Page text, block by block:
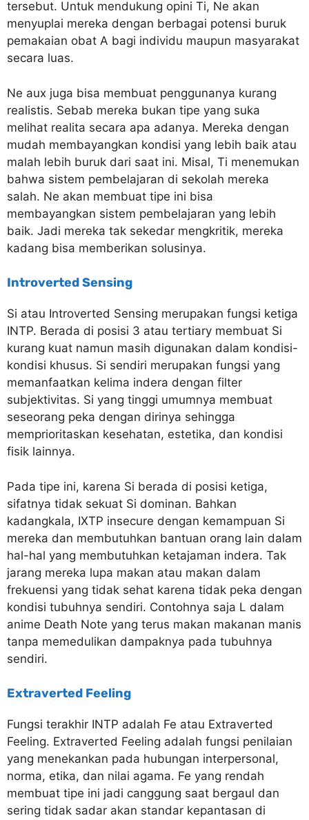
tersebut. Untuk mendukung opini Ti, Ne akan
menyuplai mereka dengan berbagai potensi buruk
pemakaian obat A bagi individu maupun masyarakat
secara luas.
Ne aux juga bisa membuat penggunanya kurang
realistis. Sebab mereka bukan tipe yang suka
melihat realita secara apa adanya. Mereka dengan
mudah membayangkan kondisi yang lebih baik atau
malah lebih buruk dari saat ini. Misal, Ti menemukan
bahwa sistem pembelajaran di sekolah mereka
salah. Ne akan membuat tipe ini bisa
membayangkan sistem pembelajaran yang lebih
baik. Jadi mereka tak sekedar mengkritik, mereka
kadang bisa memberikan solusinya.
Introverted Sensing
Si atau Introverted Sensing merupakan fungsi ketiga
INTP. Berada di posisi 3 atau tertiary membuat Si
kurang kuat namun masih digunakan dalam kondisi-
kondisi khusus. Si sendiri merupakan fungsi yang
memanfaatkan kelima indera dengan filter
subjektivitas. Si yang tinggi umumnya membuat
seseorang peka dengan dirinya sehingga
memprioritaskan kesehatan, estetika, dan kondisi
fisik lainnya.
Pada tipe ini, karena Si berada di posisi ketiga,
sifatnya tidak sekuat Si dominan. Bahkan
kadangkala, IXTP insecure dengan kemampuan Si
mereka dan membutuhkan bantuan orang lain dalam
hal-hal yang membutuhkan ketajaman indera. Tak
jarang mereka lupa makan atau makan dalam
frekuensi yang tidak sehat karena tidak peka dengan
kondisi tubuhnya sendiri. Contohnya saja L dalam
anime Death Note yang terus makan makanan manis
tanpa memedulikan dampaknya pada tubuhnya
sendiri.
Extraverted Feeling
Fungsi terakhir INTP adalah Fe atau Extraverted
Feeling. Extraverted Feeling adalah fungsi penilaian
yang menekankan pada hubungan interpersonal,
norma, etika, dan nilai agama. Fe yang rendah
membuat tipe ini jadi canggung saat bergaul dan
sering tidak sadar akan standar kepantasan di